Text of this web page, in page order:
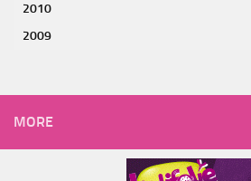
2010
2009
MORE